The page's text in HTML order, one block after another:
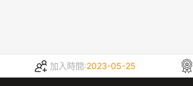
加入時間:2023-05-25